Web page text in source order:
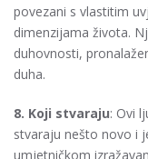
povezani s vlastitim
dimenzijama života.
duhovnosti,
duha.
8. Koji stvaraju: Ovi
stvaraju nešto novo i
umjetničkom